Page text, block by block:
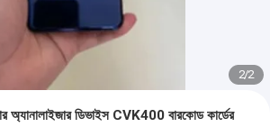
2/2
অ্যানালাইজার ডিভাইস CVK400 বারকোড কার্ডের